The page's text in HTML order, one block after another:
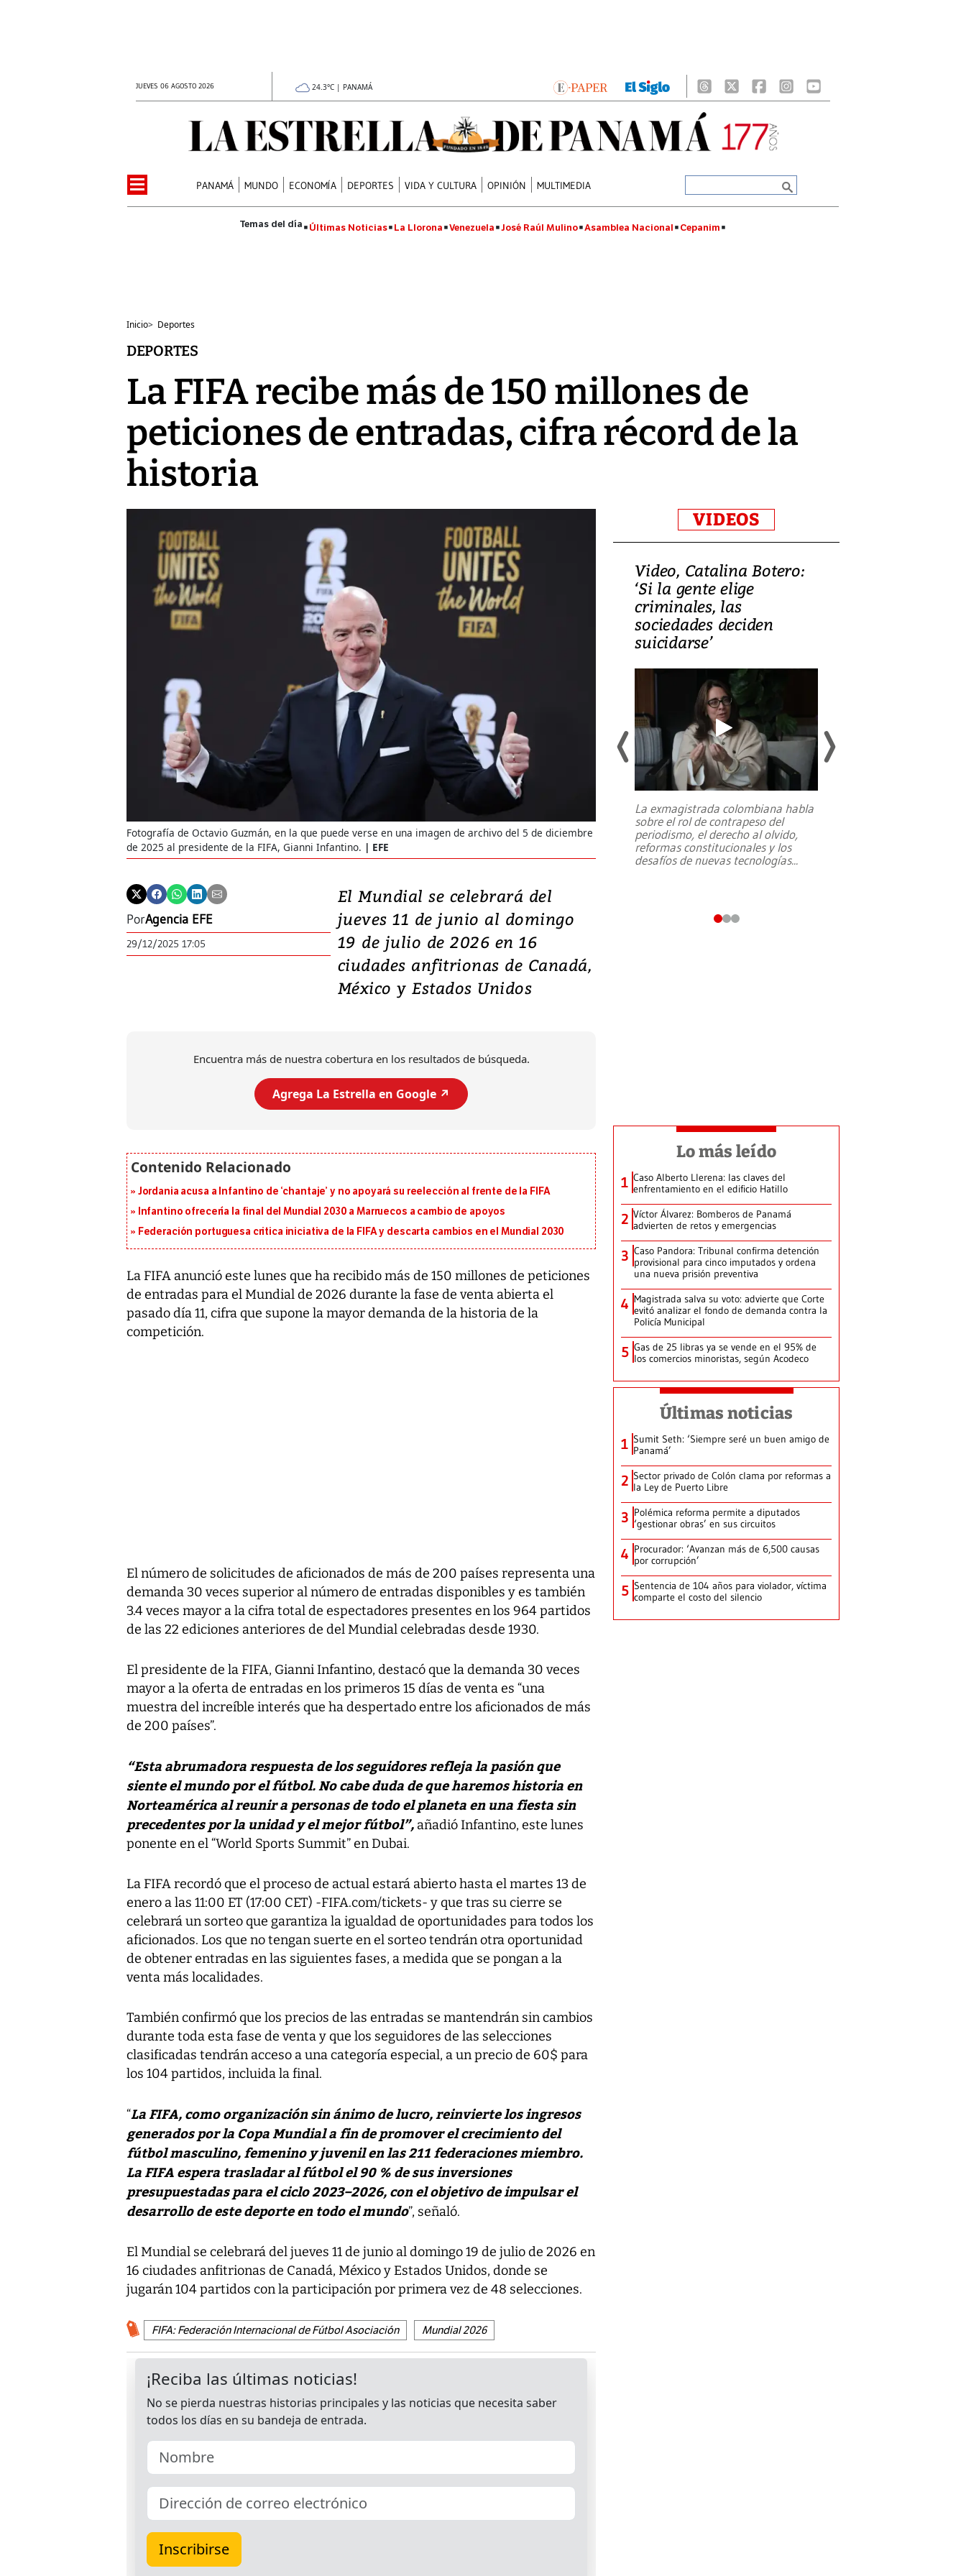
JUEVES 06 AGOSTO 2026 24.3°C | PANAMÁ
PANAMÁ MUNDO ECONOMÍA DEPORTES VIDA Y CULTURA OPINIÓN MULTIMEDIA
Últimas Noticias La Llorona Venezuela José Raúl Mulino Asamblea Nacional Cepanim
Inicio> Deportes
DEPORTES
La FIFA recibe más de 150 millones de
peticiones de entradas, cifra récord de la
historia
Fotografía de Octavio Guzmán, en la que puede verse en una imagen de archivo del 5 de diciembre
de 2025 al presidente de la FIFA, Gianni Infantino.
EFE
PorAgencia EFE
29/12/2025 17:05
El Mundial se celebrará del
jueves 11 de junio al domingo
19 de julio de 2026 en 16
ciudades anfitrionas de Canadá,
México y Estados Unidos
Encuentra más de nuestra cobertura en los resultados de búsqueda.
Agrega La Estrella en Google ↗️
Jordania acusa a Infantino de ‘chantaje’ y no apoyará su reelección al frente de la FIFA
Infantino ofrecería la final del Mundial 2030 a Marruecos a cambio de apoyos
Federación portuguesa critica iniciativa de la FIFA y descarta cambios en el Mundial 2030
La FIFA anunció este lunes que ha recibido más de 150 millones de peticiones
de entradas para el Mundial de 2026 durante la fase de venta abierta el
pasado día 11, cifra que supone la mayor demanda de la historia de la
competición.
El número de solicitudes de aficionados de más de 200 países representa una
demanda 30 veces superior al número de entradas disponibles y es también
3.4 veces mayor a la cifra total de espectadores presentes en los 964 partidos
de las 22 ediciones anteriores de del Mundial celebradas desde 1930.
El presidente de la FIFA, Gianni Infantino, destacó que la demanda 30 veces
mayor a la oferta de entradas en los primeros 15 días de venta es “una
muestra del increíble interés que ha despertado entre los aficionados de más
de 200 países”.
“Esta abrumadora respuesta de los seguidores refleja la pasión que
siente el mundo por el fútbol. No cabe duda de que haremos historia en
Norteamérica al reunir a personas de todo el planeta en una fiesta sin
precedentes por la unidad y el mejor fútbol”, añadió Infantino, este lunes
ponente en el “World Sports Summit” en Dubai.
La FIFA recordó que el proceso de actual estará abierto hasta el martes 13 de
enero a las 11:00 ET (17:00 CET) -FIFA.com/tickets- y que tras su cierre se
celebrará un sorteo que garantiza la igualdad de oportunidades para todos los
aficionados. Los que no tengan suerte en el sorteo tendrán otra oportunidad
de obtener entradas en las siguientes fases, a medida que se pongan a la
venta más localidades.
También confirmó que los precios de las entradas se mantendrán sin cambios
durante toda esta fase de venta y que los seguidores de las selecciones
clasificadas tendrán acceso a una categoría especial, a un precio de 60$ para
los 104 partidos, incluida la final.
“La FIFA, como organización sin ánimo de lucro, reinvierte los ingresos
generados por la Copa Mundial a fin de promover el crecimiento del
fútbol masculino, femenino y juvenil en las 211 federaciones miembro.
La FIFA espera trasladar al fútbol el 90 % de sus inversiones
presupuestadas para el ciclo 2023–2026, con el objetivo de impulsar el
desarrollo de este deporte en todo el mundo”, señaló.
El Mundial se celebrará del jueves 11 de junio al domingo 19 de julio de 2026 en
16 ciudades anfitrionas de Canadá, México y Estados Unidos, donde se
jugarán 104 partidos con la participación por primera vez de 48 selecciones.
FIFA: Federación Internacional de Fútbol Asociación Mundial 2026
VIDEOS
Video, Japón: Terremoto
deja heridos y graves
daños en Kumamoto
Un fuerte terremoto de magnitud
7,1 se registró este martes 28 de
julio en la prefectura de Kumamoto,
al sur de Japón, provocando una
emergencia de gran...
Video, Catalina Botero:
‘Si la gente elige
criminales, las
sociedades deciden
suicidarse’
La exmagistrada colombiana habla
sobre el rol de contrapeso del
periodismo, el derecho al olvido,
reformas constitucionales y los
desafíos de nuevas tecnologías...
Lo más leído
1 Caso Alberto Llerena: las claves del
enfrentamiento en el edificio Hatillo
2 Víctor Álvarez: Bomberos de Panamá
advierten de retos y emergencias
3 Caso Pandora: Tribunal confirma detención
provisional para cinco imputados y ordena
una nueva prisión preventiva
4 Magistrada salva su voto: advierte que Corte
evitó analizar el fondo de demanda contra la
Policía Municipal
5 Gas de 25 libras ya se vende en el 95% de
los comercios minoristas, según Acodeco
Últimas noticias
1 Sumit Seth: ‘Siempre seré un buen amigo de
Panamá’
2 Sector privado de Colón clama por reformas a
la Ley de Puerto Libre
3 Polémica reforma permite a diputados
‘gestionar obras’ en sus circuitos
4 Procurador: ‘Avanzan más de 6,500 causas
por corrupción’
5 Sentencia de 104 años para violador, víctima
comparte el costo del silencio